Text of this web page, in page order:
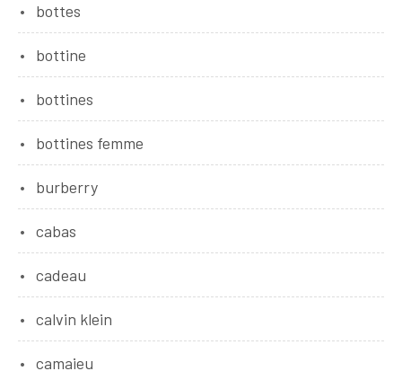
bottes
bottine
bottines
bottines femme
burberry
cabas
cadeau
calvin klein
camaieu